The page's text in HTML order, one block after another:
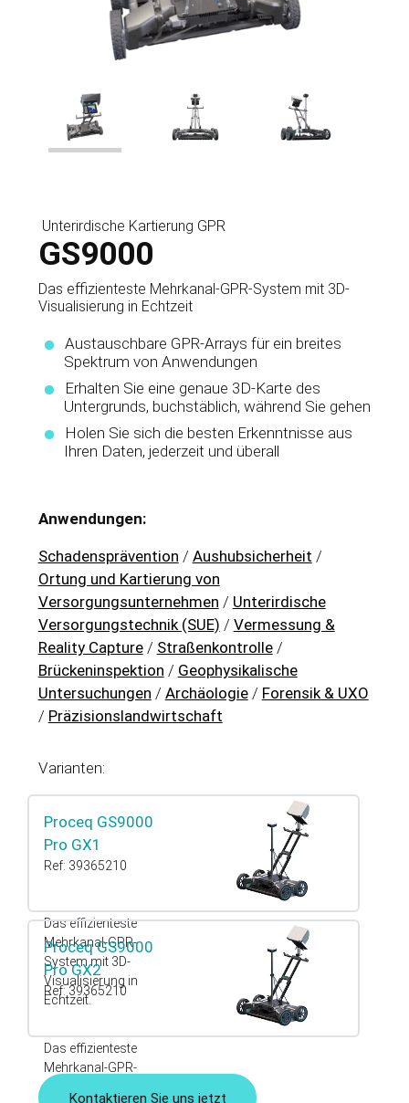
Unterirdische Kartierung GPR
GS9000
Das effizienteste Mehrkanal-GPR-System mit 3D-
Visualisierung in Echtzeit
Austauschbare GPR-Arrays für ein breites
Spektrum von Anwendungen
Erhalten Sie eine genaue 3D-Karte des
Untergrunds, buchstäblich, während Sie gehen
Holen Sie sich die besten Erkenntnisse aus
Ihren Daten, jederzeit und überall
Anwendungen:
Schadensprävention / Aushubsicherheit /
Ortung und Kartierung von
Versorgungsunternehmen / Unterirdische
Versorgungstechnik (SUE) / Vermessung &
Reality Capture/ Straßenkontrolle/
Brückeninspektion / Geophysikalische
Untersuchungen / Archäologie/ Forensik & UXO
/ Präzisionslandwirtschaft
Varianten:
Proceq GS9000
Pro GX1
Ref: 39365210
Das effizienteste
Mehrkanal-GPR-
System mit 3D-
Visualisierung in
Echtzeit.
Proceq GS9000
Pro GX2
Ref: 39365210
Das effizienteste
Mehrkanal-GPR-
System mit 3D-
Kontaktieren Sie uns jetzt